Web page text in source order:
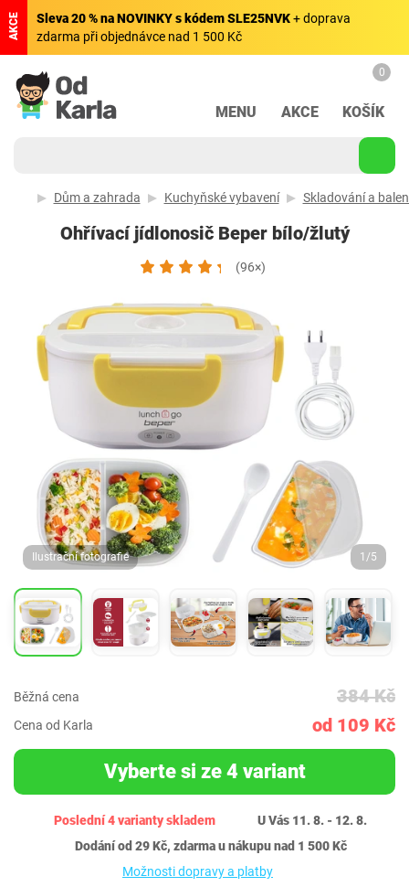
AKCE Sleva 20 % na NOVINKY s kódem SLE25NVK+ doprava
zdarma při objednávce nad 1 500 Kč
MENU AKCE
0
KOŠÍK
Dům a zahrada Kuchyňské vybavení Skladování a
Ohřívací jídlonosič Beper bílo/žlutý
(96×)
Ilustrační fotografie 1/5
Běžná cena 384 Kč
Cena od Karla od 109 Kč
Vyberte si ze 4 variant
Poslední 4 varianty skladem
U Vás 11. 8. - 12. 8.
Dodání od 29 Kč, zdarma u nákupu nad 1 500 Kč
Možnosti dopravy a platby